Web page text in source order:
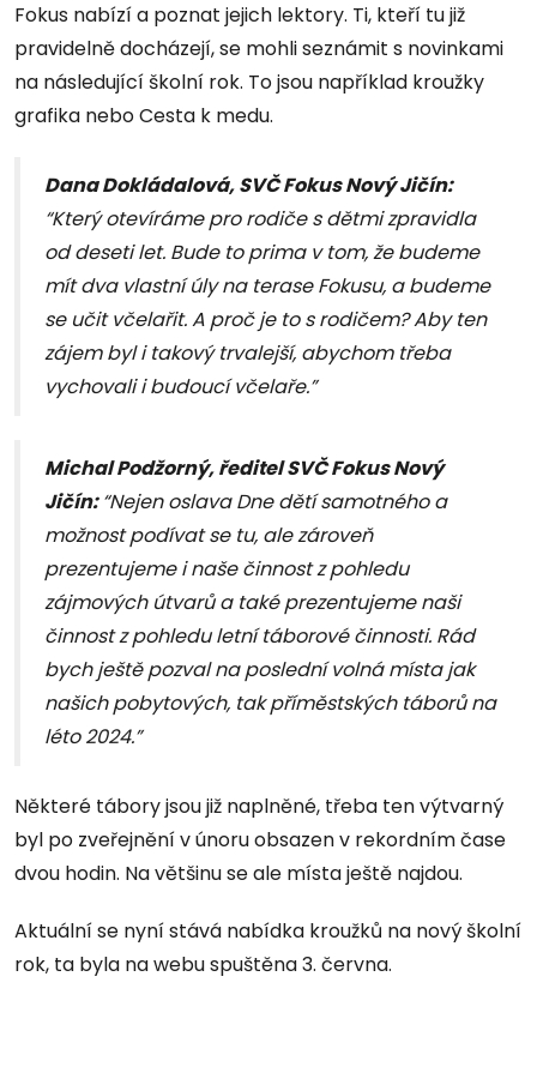
Fokus nabízí a poznat jejich lektory. Ti, kteří tu již
pravidelně docházejí, se mohli seznámit s novinkami
na následující školní rok. To jsou například kroužky
grafika nebo Cesta k medu.
Dana Dokládalová, SVČ Fokus Nový Jičín:
“Který otevíráme pro rodiče s dětmi zpravidla
od deseti let. Bude to prima v tom, že budeme
mít dva vlastní úly na terase Fokusu, a budeme
se učit včelařit. A proč je to s rodičem? Aby ten
zájem byl i takový trvalejší, abychom třeba
vychovali i budoucí včelaře.”
Michal Podžorný, ředitel SVČ Fokus Nový
Jičín:“Nejen oslava Dne dětí samotného a
možnost podívat se tu, ale zároveň
prezentujeme i naše činnost z pohledu
zájmových útvarů a také prezentujeme naši
činnost z pohledu letní táborové činnosti. Rád
bych ještě pozval na poslední volná místa jak
našich pobytových, tak příměstských táborů na
léto 2024.”
Některé tábory jsou již naplněné, třeba ten výtvarný
byl po zveřejnění v únoru obsazen v rekordním čase
dvou hodin. Na většinu se ale místa ještě najdou.
Aktuální se nyní stává nabídka kroužků na nový školní
rok, ta byla na webu spuštěna 3. června.